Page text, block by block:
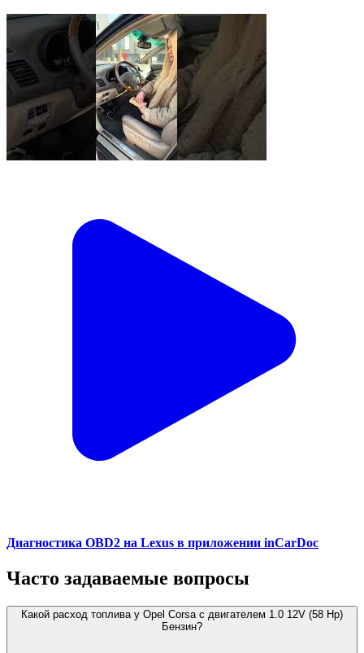
Диагностика OBD2 на Lexus в приложении inCarDoc
Часто задаваемые вопросы
Какой расход топлива у Opel Corsa с двигателем 1.0 12V (58 Hp)
Бензин?